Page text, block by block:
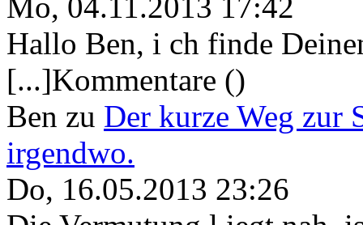
Mo, 04.11.2013 17:42
Hallo Ben, i ch finde
[...]Kommentare ()
Ben zu Der kurze Weg zur
irgendwo.
Do, 16.05.2013 23:26